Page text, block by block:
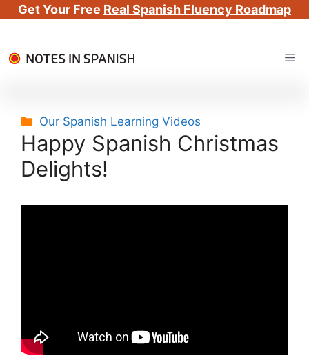
Get Your Free Real Spanish Fluency Roadmap
to
Categories
Our Spanish Learning Videos
Happy Spanish Christmas
Delights!